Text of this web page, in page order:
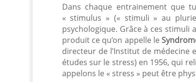
Dans chaque entrainement que
« stimulus » (« stimuli » au
psychologique. Grâce à ces
produit ce qu’on appelle le
directeur de l’Institut de médecine
études sur le stress) en 1956, qui
appelons le « stress » peut être